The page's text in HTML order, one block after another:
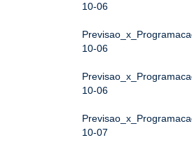
10-06
10-06
10-06
10-07